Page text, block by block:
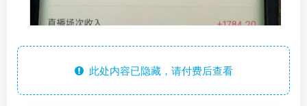
此处内容已隐藏，请付费后查看